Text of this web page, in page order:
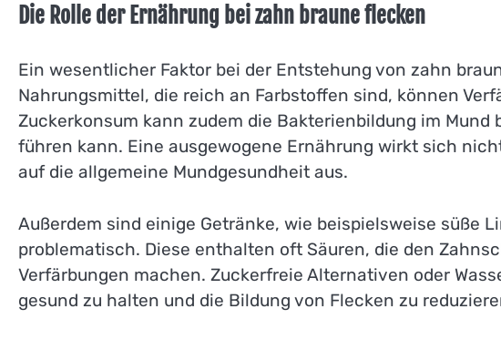
Die Rolle der Ernährung bei zahn braune flecken
Ein wesentlicher Faktor bei der Entstehung von zahn
Nahrungsmittel, die reich an Farbstoffen sind, können
Zuckerkonsum kann zudem die Bakterienbildung im
führen kann. Eine ausgewogene Ernährung wirkt sich
auf die allgemeine Mundgesundheit aus.
Außerdem sind einige Getränke, wie beispielsweise süße
problematisch. Diese enthalten oft Säuren, die den
Verfärbungen machen. Zuckerfreie Alternativen oder
gesund zu halten und die Bildung von Flecken zu